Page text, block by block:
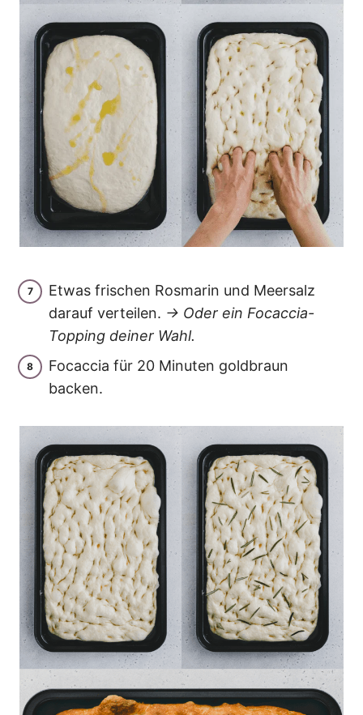
Etwas frischen Rosmarin und Meersalz
darauf verteilen. → Oder ein Focaccia-
Topping deiner Wahl.
Focaccia für 20 Minuten goldbraun
backen.